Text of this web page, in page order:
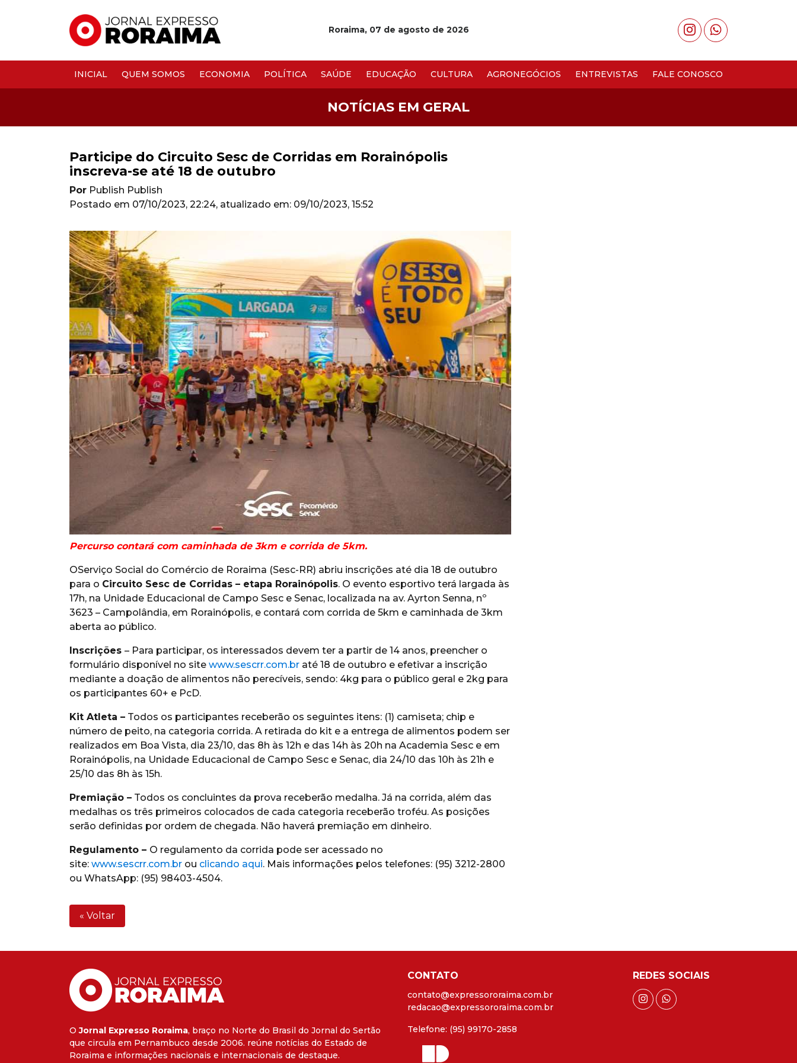
Roraima, 07 de agosto de 2026
INICIAL QUEM SOMOS ECONOMIA POLÍTICA SAÚDE EDUCAÇÃO CULTURA AGRONEGÓCIOS ENTREVISTAS FALE CONOSCO
NOTÍCIAS EM GERAL
Participe do Circuito Sesc de Corridas em Rorainópolis
inscreva-se até 18 de outubro
Por Publish Publish
Postado em 07/10/2023, 22:24, atualizado em: 09/10/2023, 15:52
Percurso contará com caminhada de 3km e corrida de 5km.
OServiço Social do Comércio de Roraima (Sesc-RR) abriu inscrições até dia 18 de outubro
para o Circuito Sesc de Corridas – etapa Rorainópolis. O evento esportivo terá largada às
17h, na Unidade Educacional de Campo Sesc e Senac, localizada na av. Ayrton Senna, nº
3623 – Campolândia, em Rorainópolis, e contará com corrida de 5km e caminhada de 3km
aberta ao público.
Inscrições – Para participar, os interessados devem ter a partir de 14 anos, preencher o
formulário disponível no site www.sescrr.com.br até 18 de outubro e efetivar a inscrição
mediante a doação de alimentos não perecíveis, sendo: 4kg para o público geral e 2kg para
os participantes 60+ e PcD.
Kit Atleta – Todos os participantes receberão os seguintes itens: (1) camiseta; chip e
número de peito, na categoria corrida. A retirada do kit e a entrega de alimentos podem ser
realizados em Boa Vista, dia 23/10, das 8h às 12h e das 14h às 20h na Academia Sesc e em
Rorainópolis, na Unidade Educacional de Campo Sesc e Senac, dia 24/10 das 10h às 21h e
25/10 das 8h às 15h.
Premiação – Todos os concluintes da prova receberão medalha. Já na corrida, além das
medalhas os três primeiros colocados de cada categoria receberão troféu. As posições
serão definidas por ordem de chegada. Não haverá premiação em dinheiro.
Regulamento – O regulamento da corrida pode ser acessado no
site: www.sescrr.com.br ou clicando aqui. Mais informações pelos telefones: (95) 3212-2800
ou WhatsApp: (95) 98403-4504.
« Voltar
OJornal Expresso Roraima, braço no Norte do Brasil do Jornal do Sertão
que circula em Pernambuco desde 2006. reúne notícias do Estado de
Roraima e informações nacionais e internacionais de destaque.
CONTATO
contato@expressororaima.com.br
redacao@expressororaima.com.br
Telefone: (95) 99170-2858
REDES SOCIAIS